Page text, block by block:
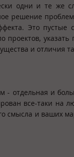
одни и те же
решение
Это пустые
и отличия
отдельная и
все-таки на
смысла и ваших